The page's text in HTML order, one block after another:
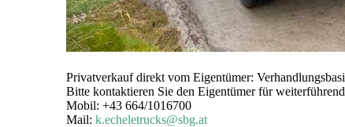
Privatverkauf direkt vom Eigentümer:
Bitte kontaktieren Sie den Eigentümer für
Mobil: +43 664/1016700
Mail: k.echeletrucks@sbg.at